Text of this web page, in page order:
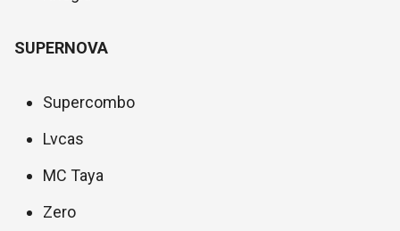
SUPERNOVA
Supercombo
Lvcas
MC Taya
Zero